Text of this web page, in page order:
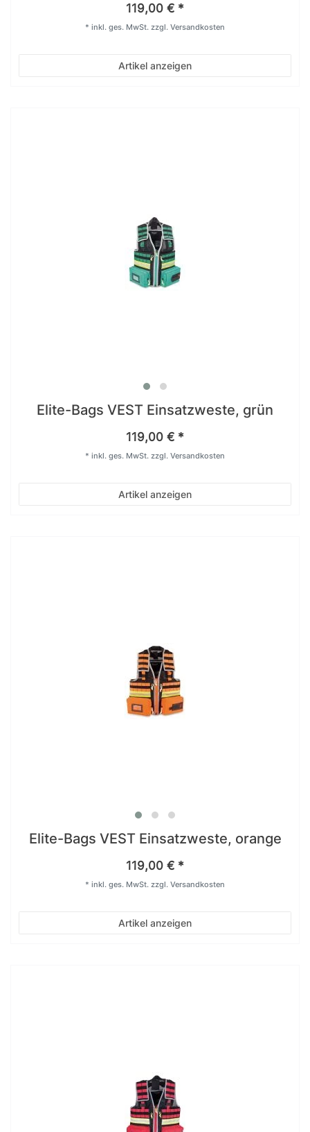
119,00 € *
Artikel anzeigen
* inkl. ges. MwSt. zzgl. Versandkosten
Elite-Bags VEST Einsatzweste, grün
119,00 € *
Artikel anzeigen
* inkl. ges. MwSt. zzgl. Versandkosten
Elite-Bags VEST Einsatzweste, orange
119,00 € *
Artikel anzeigen
* inkl. ges. MwSt. zzgl. Versandkosten